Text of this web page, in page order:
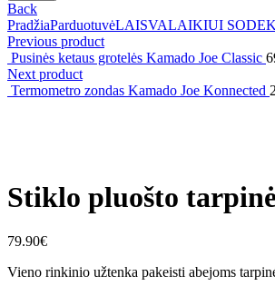
Back
PradžiaParduotuvėLAISVALAIKIUI SODE
Previous product
Pusinės ketaus grotelės Kamado Joe Classic
Next product
Termometro zondas Kamado Joe Konnected
Stiklo pluošto
79.90€
Vieno rinkinio užtenka pakeisti abejoms